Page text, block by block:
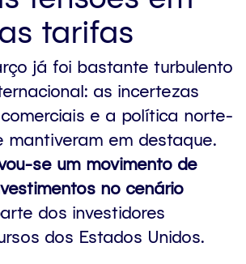
tarifas
já foi bastante turbulento
as incertezas
e a política norte-
mantiveram em destaque.
se um movimento de
no cenário
dos investidores
dos Estados Unidos.